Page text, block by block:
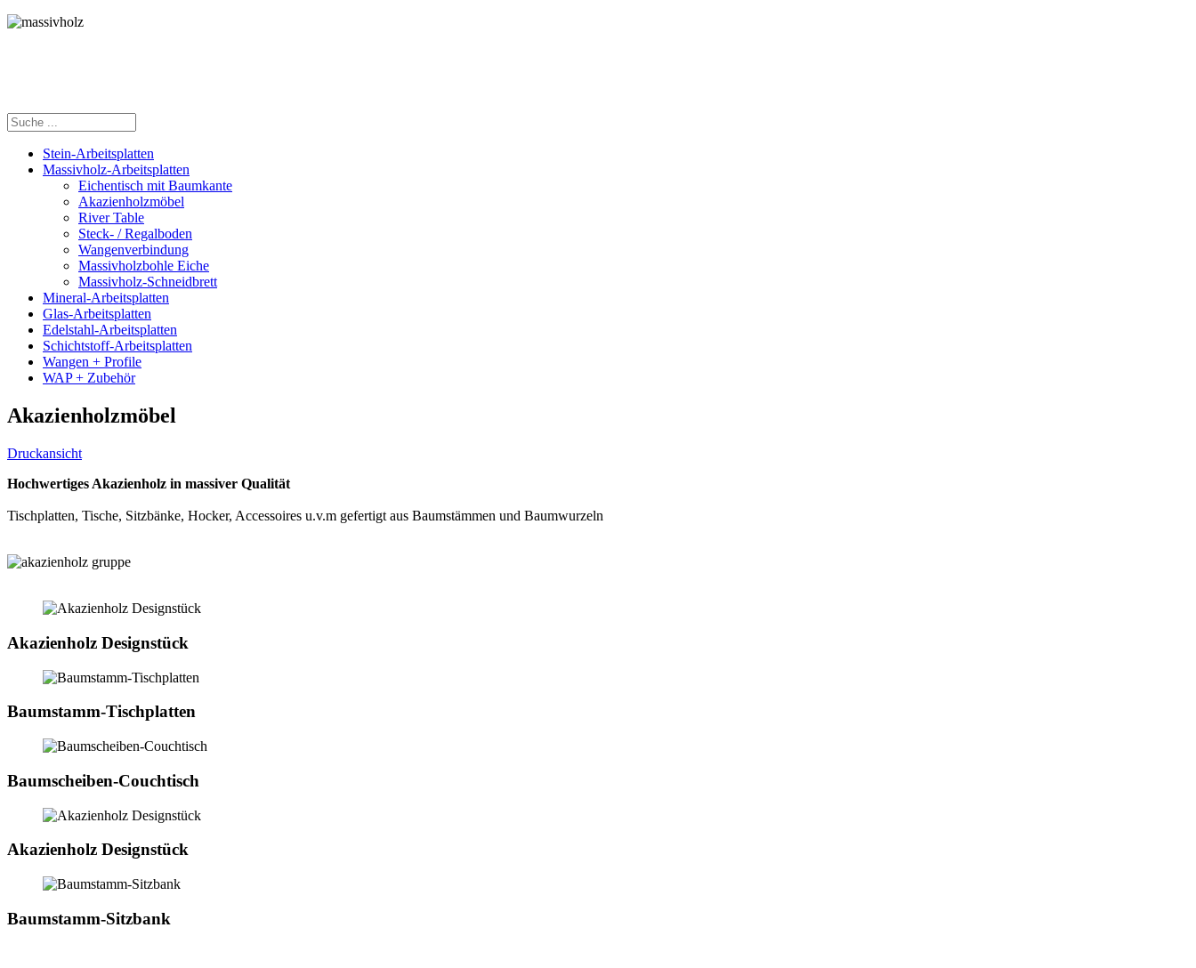
Stein-Arbeitsplatten
Massivholz-Arbeitsplatten
Eichentisch mit Baumkante
Akazienholzmöbel
River Table
Steck- / Regalboden
Wangenverbindung
Massivholzbohle Eiche
Massivholz-Schneidbrett
Mineral-Arbeitsplatten
Glas-Arbeitsplatten
Edelstahl-Arbeitsplatten
Schichtstoff-Arbeitsplatten
Wangen + Profile
WAP + Zubehör
Akazienholzmöbel
Druckansicht
Hochwertiges Akazienholz in massiver Qualität
Tischplatten, Tische, Sitzbänke, Hocker, Accessoires u.v.m gefertigt aus Baumstämmen und Baumwurzeln
Akazienholz Designstück
Baumstamm-Tischplatten
Baumscheiben-Couchtisch
Akazienholz Designstück
Baumstamm-Sitzbank